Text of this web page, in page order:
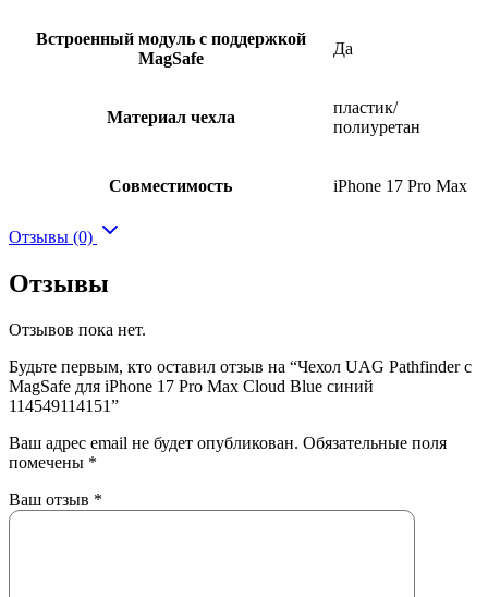
Встроенный модуль с поддержкой
MagSafe
Да
Материал чехла
пластик/
полиуретан
Совместимость iPhone 17 Pro Max
Отзывы (0)
Отзывы
Отзывов пока нет.
Будьте первым, кто оставил отзыв на “Чехол UAG Pathfinder с
MagSafe для iPhone 17 Pro Max Cloud Blue синий
114549114151”
Ваш адрес email не будет опубликован. Обязательные поля
помечены *
Ваш отзыв *